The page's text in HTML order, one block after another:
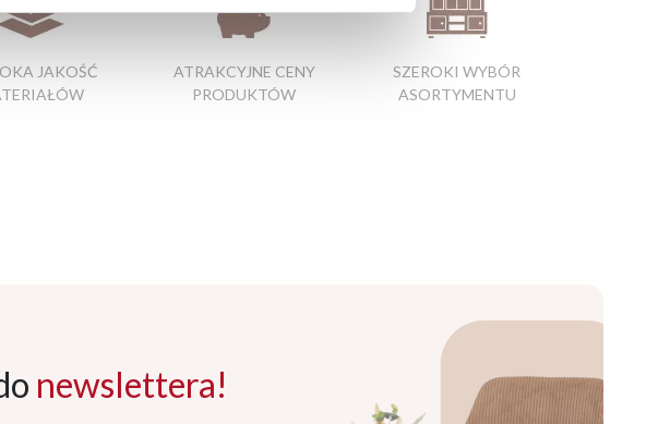
JAKOŚĆ
ATRAKCYJNE CENY
PRODUKTÓW
SZEROKI WYBÓR
ASORTYMENTU
newslettera!